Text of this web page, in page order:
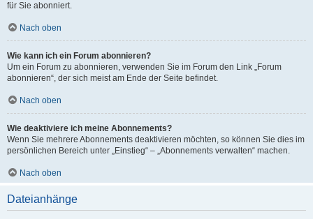
für Sie abonniert.
Nach oben
Wie kann ich ein Forum abonnieren?
Um ein Forum zu abonnieren, verwenden Sie im Forum den Link „Forum
abonnieren“, der sich meist am Ende der Seite befindet.
Nach oben
Wie deaktiviere ich meine Abonnements?
Wenn Sie mehrere Abonnements deaktivieren möchten, so können Sie dies im
persönlichen Bereich unter „Einstieg“ – „Abonnements verwalten“ machen.
Nach oben
Dateianhänge